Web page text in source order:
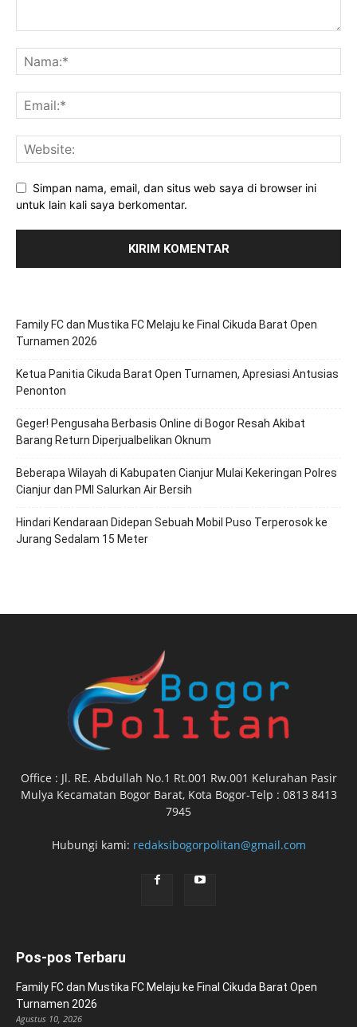
Simpan nama, email, dan situs web saya di browser ini
untuk lain kali saya berkomentar.
Family FC dan Mustika FC Melaju ke Final Cikuda Barat Open
Turnamen 2026
Ketua Panitia Cikuda Barat Open Turnamen, Apresiasi Antusias
Penonton
Geger! Pengusaha Berbasis Online di Bogor Resah Akibat
Barang Return Diperjualbelikan Oknum
Beberapa Wilayah di Kabupaten Cianjur Mulai Kekeringan Polres
Cianjur dan PMI Salurkan Air Bersih
Hindari Kendaraan Didepan Sebuah Mobil Puso Terperosok ke
Jurang Sedalam 15 Meter
Office : Jl. RE. Abdullah No.1 Rt.001 Rw.001 Kelurahan Pasir
Mulya Kecamatan Bogor Barat, Kota Bogor-Telp : 0813 8413
7945
Hubungi kami: redaksibogorpolitan@gmail.com
Pos-pos Terbaru
Family FC dan Mustika FC Melaju ke Final Cikuda Barat Open
Turnamen 2026
Agustus 10, 2026